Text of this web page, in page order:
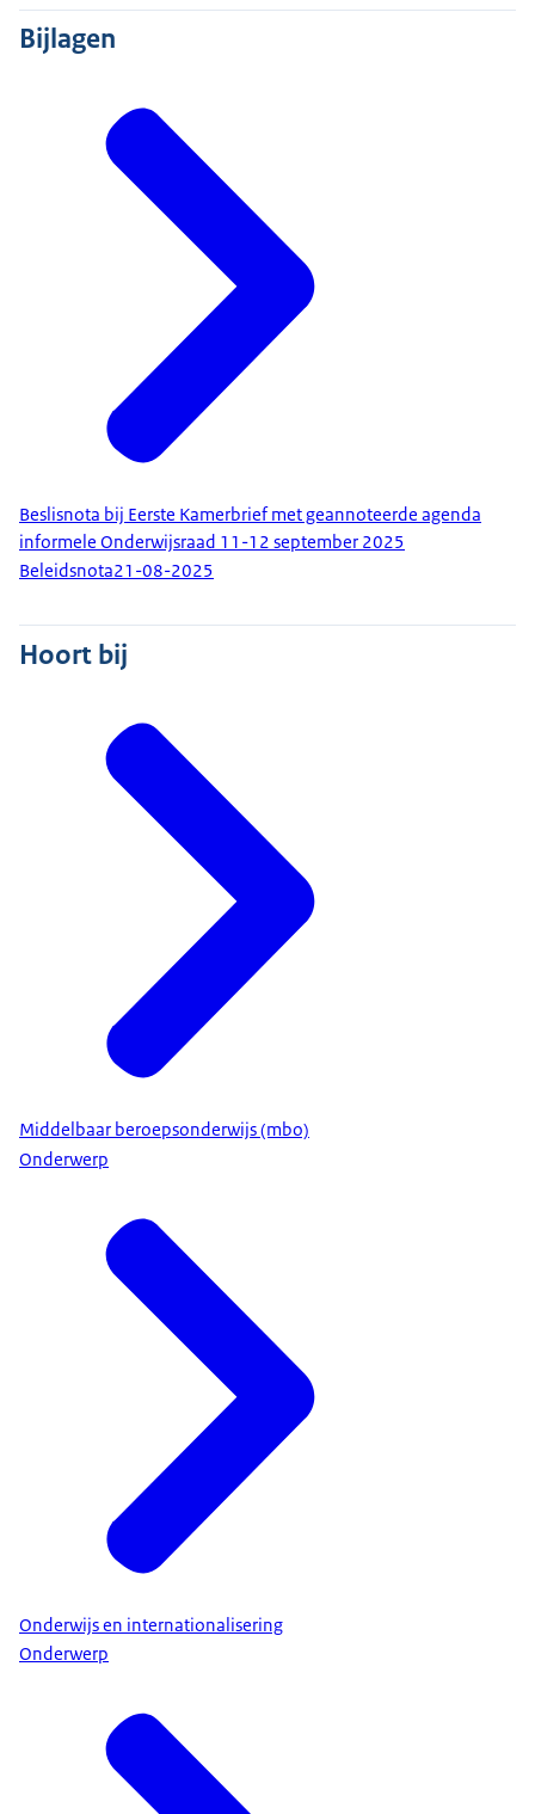
Bijlagen
Beslisnota bij Eerste Kamerbrief met geannoteerde agenda
informele Onderwijsraad 11-12 september 2025
Beleidsnota21-08-2025
Hoort bij
Middelbaar beroepsonderwijs (mbo)
Onderwerp
Onderwijs en internationalisering
Onderwerp